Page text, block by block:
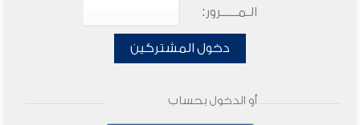
الـمـــــرور:
دخول المشتركين
أو الدخول بحساب